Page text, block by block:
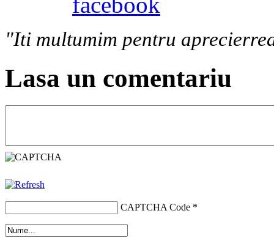
"Iti multumim pentru
Lasa un comentariu
CAPTCHA Code *